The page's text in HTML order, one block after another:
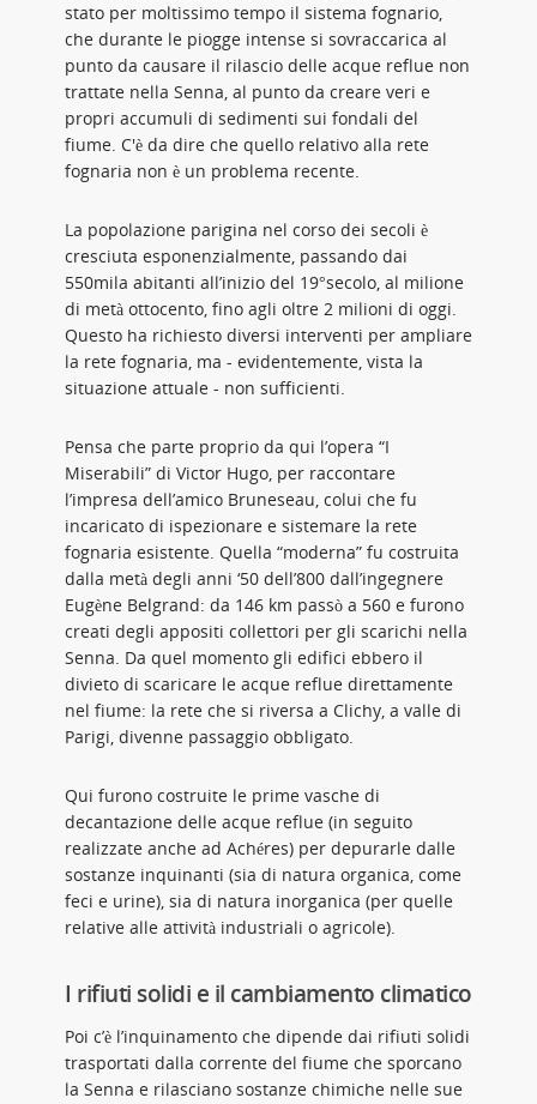
stato per moltissimo tempo il sistema fognario,
che durante le piogge intense si sovraccarica al
punto da causare il rilascio delle acque reflue non
trattate nella Senna, al punto da creare veri e
propri accumuli di sedimenti sui fondali del
fiume. C'è da dire che quello relativo alla rete
fognaria non è un problema recente.
La popolazione parigina nel corso dei secoli è
cresciuta esponenzialmente, passando dai
550mila abitanti all’inizio del 19°secolo, al milione
di metà ottocento, fino agli oltre 2 milioni di oggi.
Questo ha richiesto diversi interventi per ampliare
la rete fognaria, ma - evidentemente, vista la
situazione attuale - non sufficienti.
Pensa che parte proprio da qui l’opera “I
Miserabili” di Victor Hugo, per raccontare
l’impresa dell’amico Bruneseau, colui che fu
incaricato di ispezionare e sistemare la rete
fognaria esistente. Quella “moderna” fu costruita
dalla metà degli anni ‘50 dell’800 dall’ingegnere
Eugène Belgrand: da 146 km passò a 560 e furono
creati degli appositi collettori per gli scarichi nella
Senna. Da quel momento gli edifici ebbero il
divieto di scaricare le acque reflue direttamente
nel fiume: la rete che si riversa a Clichy, a valle di
Parigi, divenne passaggio obbligato.
Qui furono costruite le prime vasche di
decantazione delle acque reflue (in seguito
realizzate anche ad Achéres) per depurarle dalle
sostanze inquinanti (sia di natura organica, come
feci e urine), sia di natura inorganica (per quelle
relative alle attività industriali o agricole).
I rifiuti solidi e il cambiamento climatico
Poi c’è l’inquinamento che dipende dai rifiuti solidi
trasportati dalla corrente del fiume che sporcano
la Senna e rilasciano sostanze chimiche nelle sue